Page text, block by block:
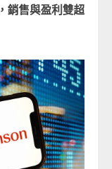
銷售與盈利雙超